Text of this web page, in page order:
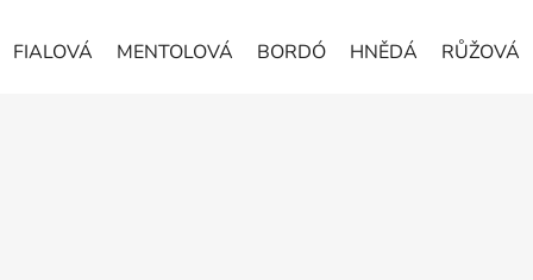
FIALOVÁ MENTOLOVÁ BORDÓ HNĚDÁ RŮŽOVÁ